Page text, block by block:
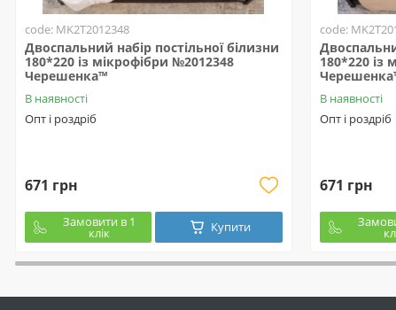
code: MK2T2012348
Двоспальний набір постільної білизни
180*220 із мікрофібри №2012348
Черешенка™
В наявності
Опт і роздріб
671 грн
Замовити в 1
клік Купити
code:
180*220 із
В наявності
Опт і роздріб
671 грн